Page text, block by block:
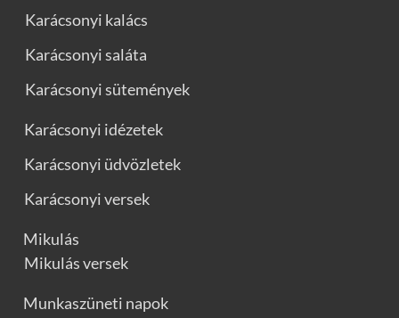
Karácsonyi kalács
Karácsonyi saláta
Karácsonyi sütemények
Karácsonyi idézetek
Karácsonyi üdvözletek
Karácsonyi versek
Mikulás
Mikulás versek
Munkaszüneti napok